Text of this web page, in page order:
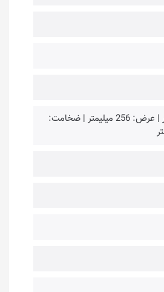
طول: 359 میلیمتر | عرض: 256 میلیمتر | ضخامت: